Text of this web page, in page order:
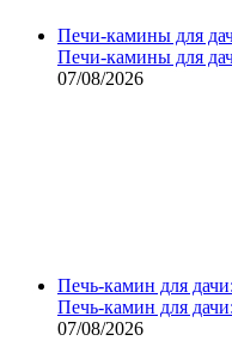
Печи-камины для
Печи-камины для
07/08/2026
Печь-камин для
Печь-камин для
07/08/2026